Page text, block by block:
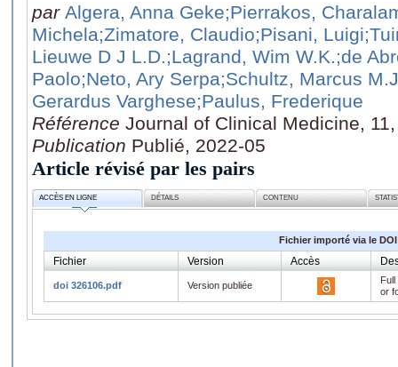
par Algera, Anna Geke;Pierrakos,
Michela;Zimatore, Claudio;Pisani, Luigi
Lieuwe D J L.D.;Lagrand, Wim W.K.;de
Paolo;Neto, Ary Serpa;Schultz, Marcus
Gerardus Varghese;Paulus, Frederique
Référence Journal of Clinical Medicine,
Publication Publié, 2022-05
Article révisé par les pairs
ACCÈS EN LIGNE DÉTAILS CONTENU
Fichier importé via le DOI
Fichier Version Accès
doi 326106.pdf Version publiée
or